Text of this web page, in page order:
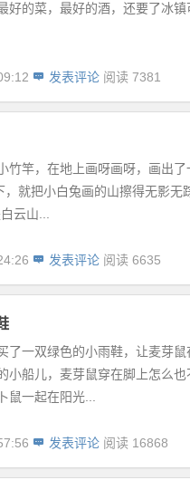
好的菜，最好的酒，还要了冰
发表评论 阅读 7381
竹竿，在地上画呀画呀，画出
，就把小白兔画的山擦得无影
云山...
发表评论 阅读 6635
了一双绿色的小雨鞋，让麦芽
小船儿，麦芽鼠穿在脚上怎么
鼠一起在阳光...
发表评论 阅读 16868